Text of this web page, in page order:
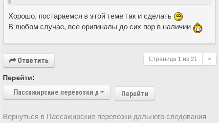
Хорошо, постараемся в этой теме так и сделать
В любом случае, все оригиналы до сих пор в наличии
Ответить Страница 1 из 21 >
Перейти:
Пассажирские перевозки дальнего следования
Перейти
Вернуться в Пассажирские перевозки дальнего следования